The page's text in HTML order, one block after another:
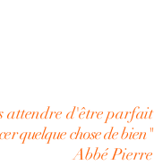
attendre d'être parfait
quelque chose de bien"
Abbé Pierre